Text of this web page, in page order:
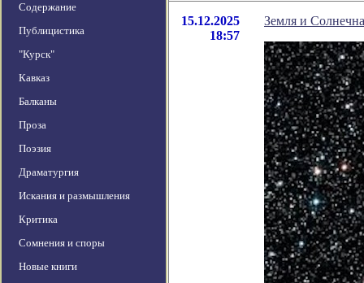
Содержание
Публицистика
"Курск"
Кавказ
Балканы
Проза
Поэзия
Драматургия
Искания и размышления
Критика
Сомнения и споры
Новые книги
15.12.2025
18:57
Земля и